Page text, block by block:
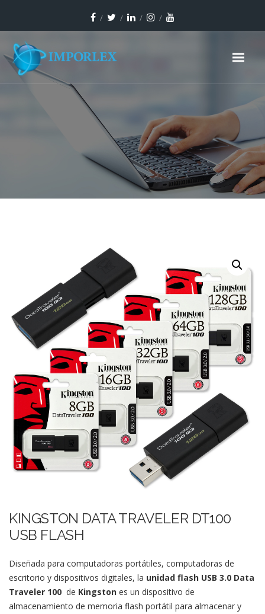
KINGSTON DATA TRAVELER DT100
USB FLASH
Diseñada para computadoras portátiles, computadoras de
escritorio y dispositivos digitales, la unidad flash USB 3.0 Data
Traveler 100 de Kingston es un dispositivo de
almacenamiento de memoria flash portátil para almacenar y